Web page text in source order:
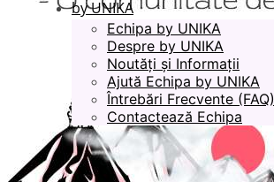
by UNIKA
Echipa by UNIKA
Despre by UNIKA
Noutăți și Informații
Ajută Echipa by UNIKA
Întrebări Frecvente (FAQ)
Contactează Echipa